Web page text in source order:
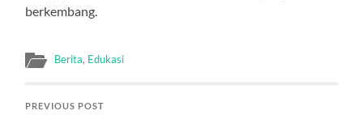
berkembang.
Berita, Edukasi
PREVIOUS POST